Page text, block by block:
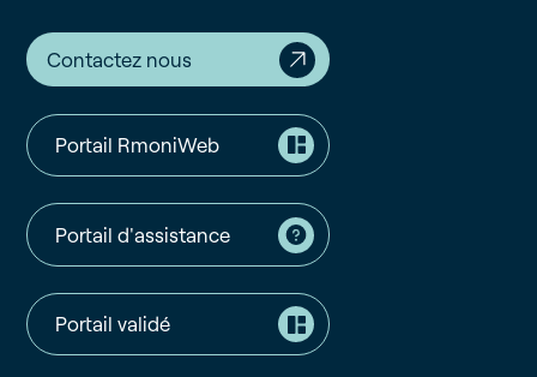
Contactez nous
Portail RmoniWeb
Portail d'assistance
Portail validé